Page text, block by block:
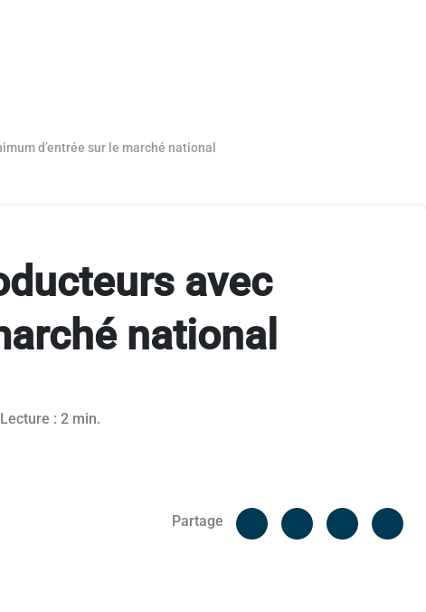
d’entrée sur le marché national
avec
national
Lecture : 2 min.
Partage
Facebook